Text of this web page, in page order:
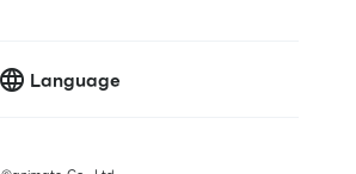
Language